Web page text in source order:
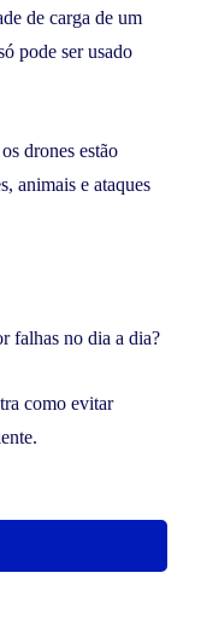
de carga de um
pode ser usado
drones estão
animais e ataques
falhas no dia a dia?
como evitar